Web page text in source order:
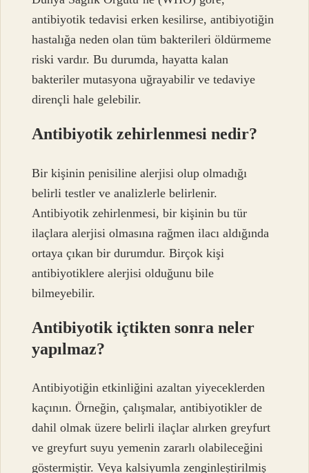
antibiyotik tedavisi erken kesilirse, antibiyotiğin
hastalığa neden olan tüm bakterileri öldürmeme
riski vardır. Bu durumda, hayatta kalan
bakteriler mutasyona uğrayabilir ve tedaviye
dirençli hale gelebilir.
Antibiyotik zehirlenmesi nedir?
Bir kişinin penisiline alerjisi olup olmadığı
belirli testler ve analizlerle belirlenir.
Antibiyotik zehirlenmesi, bir kişinin bu tür
ilaçlara alerjisi olmasına rağmen ilacı aldığında
ortaya çıkan bir durumdur. Birçok kişi
antibiyotiklere alerjisi olduğunu bile
bilmeyebilir.
Antibiyotik içtikten sonra neler
yapılmaz?
Antibiyotiğin etkinliğini azaltan yiyeceklerden
kaçının. Örneğin, çalışmalar, antibiyotikler de
dahil olmak üzere belirli ilaçlar alırken greyfurt
ve greyfurt suyu yemenin zararlı olabileceğini
göstermiştir. Veya kalsiyumla zenginleştirilmiş